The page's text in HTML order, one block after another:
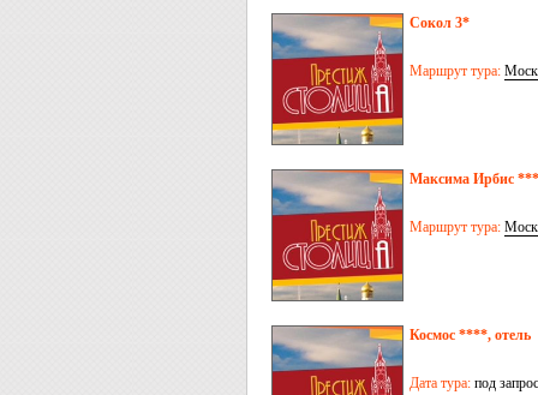
Сокол 3*
Маршрут тура:
Максима Ирбис
Маршрут тура:
Космос ****, отель
Дата тура: под запрос